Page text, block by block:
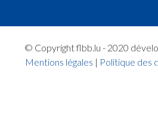
© Copyright flbb.lu - 2020
Mentions légales | Politique des